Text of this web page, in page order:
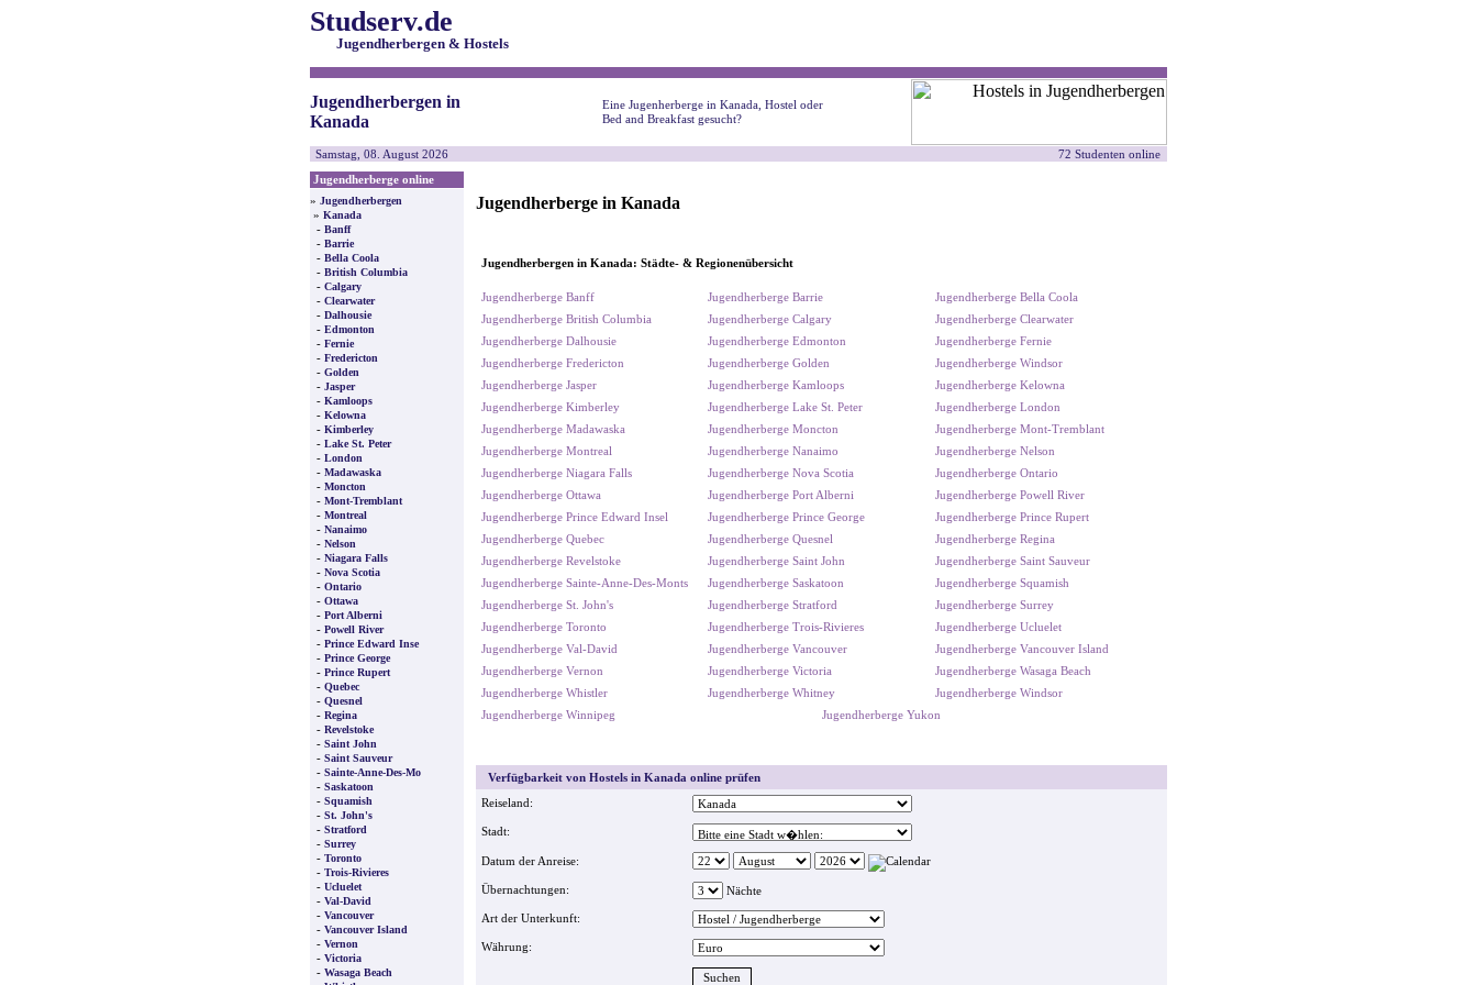
Studserv.de
Jugendherbergen & Hostels
Jugendherbergen in
Kanada
Eine Jugenherberge in Kanada, Hostel oder
Bed and Breakfast gesucht?
Samstag, 08. August 2026
72 Studenten online
Jugendherberge online
» Jugendherbergen
» Kanada
- Banff
- Barrie
- Bella Coola
- British Columbia
- Calgary
- Clearwater
- Dalhousie
- Edmonton
- Fernie
- Fredericton
- Golden
- Jasper
- Kamloops
- Kelowna
- Kimberley
- Lake St. Peter
- London
- Madawaska
- Moncton
- Mont-Tremblant
- Montreal
- Nanaimo
- Nelson
- Niagara Falls
- Nova Scotia
- Ontario
- Ottawa
- Port Alberni
- Powell River
- Prince Edward Inse
- Prince George
- Prince Rupert
- Quebec
- Quesnel
- Regina
- Revelstoke
- Saint John
- Saint Sauveur
- Sainte-Anne-Des-Mo
- Saskatoon
- Squamish
- St. John's
- Stratford
- Surrey
- Toronto
- Trois-Rivieres
- Ucluelet
- Val-David
- Vancouver
- Vancouver Island
- Vernon
- Victoria
- Wasaga Beach
Jugendherberge in Kanada
Jugendherbergen in Kanada: Städte- & Regionenübersicht
Jugendherberge Banff Jugendherberge Barrie
Jugendherberge Bella Coola
Jugendherberge British Columbia
Jugendherberge Calgary
Jugendherberge Clearwater
Jugendherberge Dalhousie
Jugendherberge Edmonton
Jugendherberge Fernie
Jugendherberge Fredericton
Jugendherberge Golden
Jugendherberge Windsor
Jugendherberge Jasper
Jugendherberge Kamloops
Jugendherberge Kelowna
Jugendherberge Kimberley
Jugendherberge Lake St. Peter
Jugendherberge London
Jugendherberge Madawaska
Jugendherberge Moncton
Jugendherberge Mont-Tremblant
Jugendherberge Montreal
Jugendherberge Nanaimo
Jugendherberge Nelson
Jugendherberge Niagara Falls
Jugendherberge Nova Scotia
Jugendherberge Ontario
Jugendherberge Ottawa
Jugendherberge Port Alberni
Jugendherberge Powell River
Jugendherberge Prince Edward Insel
Jugendherberge Prince George
Jugendherberge Prince Rupert
Jugendherberge Quebec
Jugendherberge Quesnel
Jugendherberge Regina
Jugendherberge Revelstoke
Jugendherberge Saint John
Jugendherberge Saint Sauveur
Jugendherberge Sainte-Anne-Des-Monts
Jugendherberge Saskatoon
Jugendherberge Squamish
Jugendherberge St. John's
Jugendherberge Stratford
Jugendherberge Surrey
Jugendherberge Toronto
Jugendherberge Trois-Rivieres
Jugendherberge Ucluelet
Jugendherberge Val-David
Jugendherberge Vancouver
Jugendherberge Vancouver Island
Jugendherberge Vernon
Jugendherberge Victoria
Jugendherberge Wasaga Beach
Jugendherberge Whistler
Jugendherberge Whitney
Jugendherberge Windsor
Jugendherberge Winnipeg
Jugendherberge Yukon
Verfügbarkeit von Hostels in Kanada online prüfen
Reiseland:
Stadt:
Datum der Anreise:
Übernachtungen: Nächte
Art der Unterkunft:
Währung: